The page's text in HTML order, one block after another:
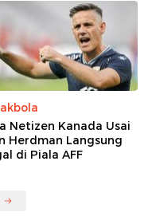
Netizen Kanada Usai
Herdman Langsung
di Piala AFF